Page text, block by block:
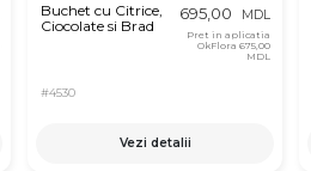
Buchet cu Citrice,
Ciocolate si Brad
#4530
695,00 MDL
Pret in aplicatia
OkFlora 675,00
MDL
Vezi detalii